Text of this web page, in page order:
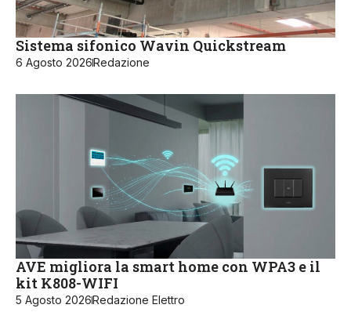
Sistema sifonico Wavin Quickstream
6 Agosto 2026 Redazione
AVE migliora la smart home con WPA3 e il
kit K808-WIFI
5 Agosto 2026 Redazione Elettro